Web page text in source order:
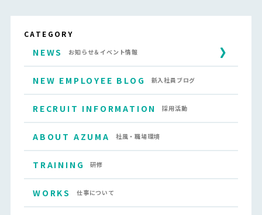
CATEGORY
NEWS お知らせ＆イベント情報
NEW EMPLOYEE BLOG 新入社員ブログ
RECRUIT INFORMATION 採用活動
ABOUT AZUMA 社風・職場環境
TRAINING 研修
WORKS 仕事について